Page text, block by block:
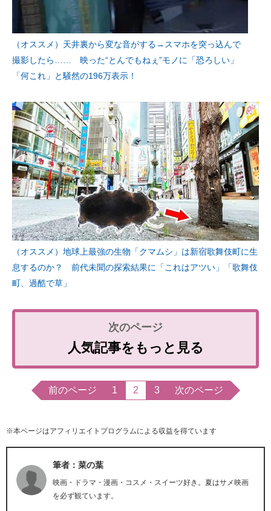
（オススメ）天井裏から変な音がする→スマホを突っ込んで
撮影したら…… 映った“とんでもねぇ”モノに「恐ろしい」
「何これ」と騒然の196万表示！
（オススメ）地球上最強の生物「クマムシ」は新宿歌舞伎町に生
息するのか？ 前代未聞の探索結果に「これはアツい」「歌舞伎
町、過酷で草」
人気記事をもっと見る
前のページ 1 2 3 次のページ
※本ページはアフィリエイトプログラムによる収益を得ています
筆者：菜の葉
映画・ドラマ・漫画・コスメ・スイーツ好き。夏はサメ映画
を必ず観ています。